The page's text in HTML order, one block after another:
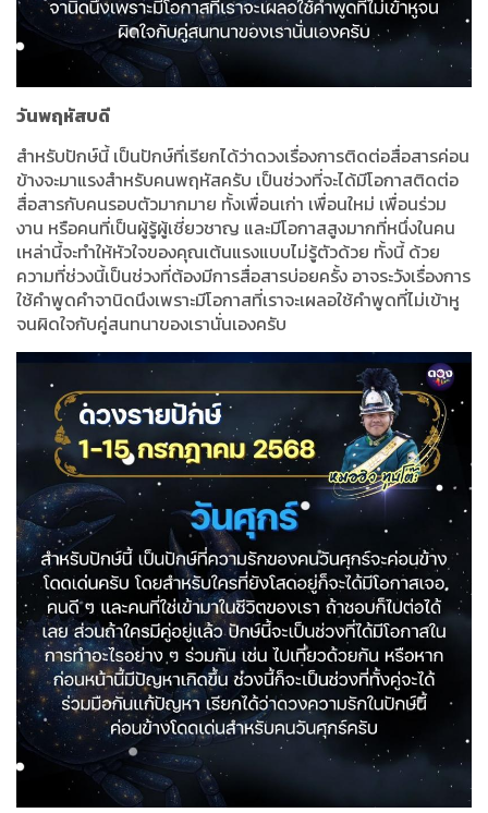
วันพฤหัสบดี
สำหรับปักษ์นี้ เป็นปักษ์ที่เรียกได้ว่าดวงเรื่องการติดต่อสื่อสารค่อน
ข้างจะมาแรงสำหรับคนพฤหัสครับ เป็นช่วงที่จะได้มีโอกาสติดต่อ
สื่อสารกับคนรอบตัวมากมาย ทั้งเพื่อนเก่า เพื่อนใหม่ เพื่อนร่วม
งาน หรือคนที่เป็นผู้รู้ผู้เชี่ยวชาญ และมีโอกาสสูงมากที่หนึ่งในคน
เหล่านี้จะทำให้หัวใจของคุณเต้นแรงแบบไม่รู้ตัวด้วย ทั้งนี้ ด้วย
ความที่ช่วงนี้เป็นช่วงที่ต้องมีการสื่อสารบ่อยครั้ง อาจระวังเรื่องการ
ใช้คำพูดคำจานิดนึงเพราะมีโอกาสที่เราจะเผลอใช้คำพูดที่ไม่เข้าหู
จนผิดใจกับคู่สนทนาของเรานั่นเองครับ